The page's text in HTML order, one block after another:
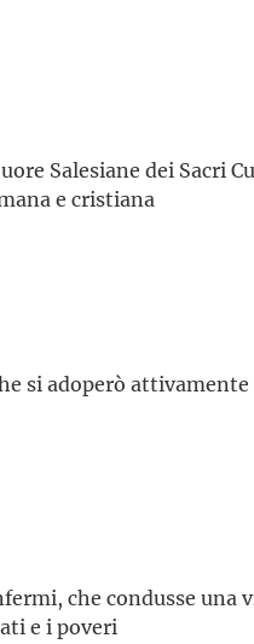
Salesiane dei Sacri
e cristiana
si adoperò
che condusse una
e i poveri